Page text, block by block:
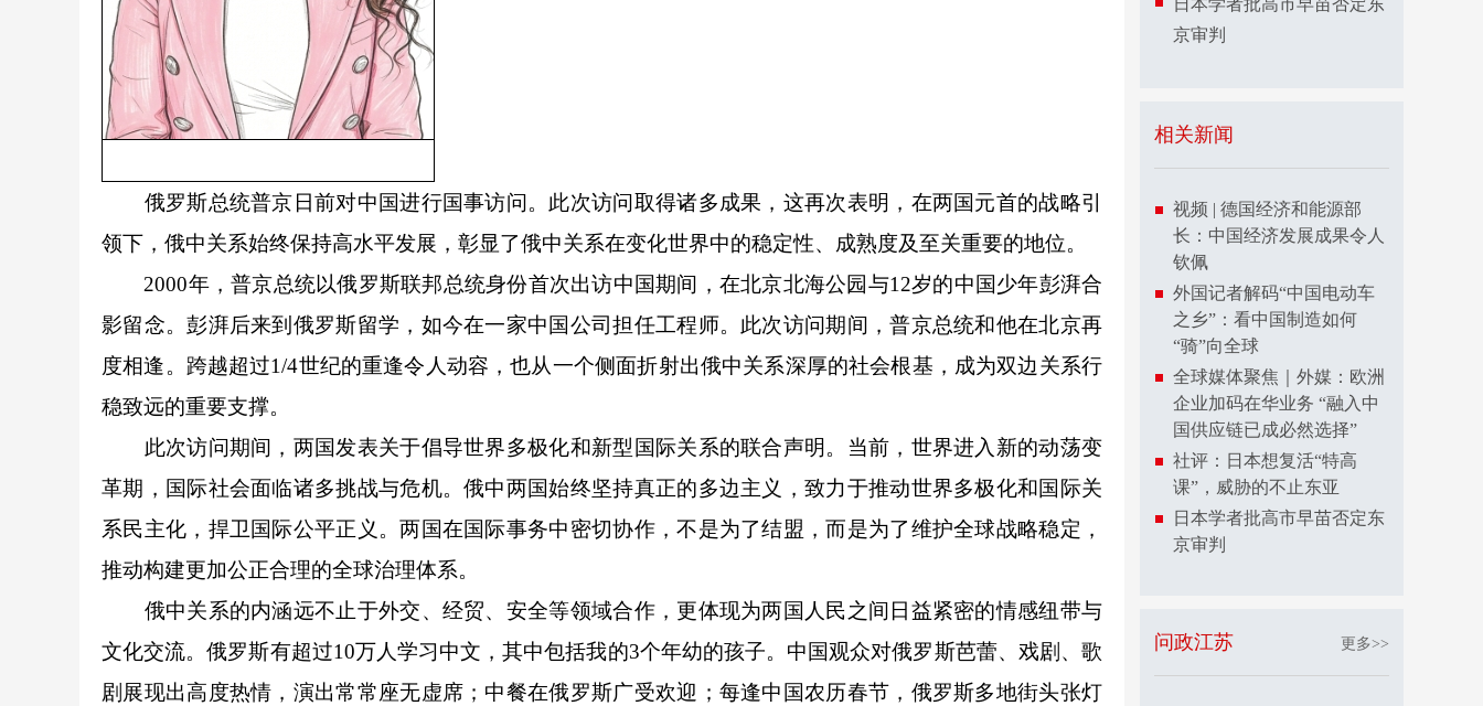
俄罗斯总统普京日前对中国进行国事访问。此次访问取得诸多成果，这再次表明，在两国元首的战略引
领下，俄中关系始终保持高水平发展，彰显了俄中关系在变化世界中的稳定性、成熟度及至关重要的地位。
2000年，普京总统以俄罗斯联邦总统身份首次出访中国期间，在北京北海公园与12岁的中国少年彭湃合
影留念。彭湃后来到俄罗斯留学，如今在一家中国公司担任工程师。此次访问期间，普京总统和他在北京再
度相逢。跨越超过1/4世纪的重逢令人动容，也从一个侧面折射出俄中关系深厚的社会根基，成为双边关系行
稳致远的重要支撑。
此次访问期间，两国发表关于倡导世界多极化和新型国际关系的联合声明。当前，世界进入新的动荡变
革期，国际社会面临诸多挑战与危机。俄中两国始终坚持真正的多边主义，致力于推动世界多极化和国际关
系民主化，捍卫国际公平正义。两国在国际事务中密切协作，不是为了结盟，而是为了维护全球战略稳定，
推动构建更加公正合理的全球治理体系。
俄中关系的内涵远不止于外交、经贸、安全等领域合作，更体现为两国人民之间日益紧密的情感纽带与
文化交流。俄罗斯有超过10万人学习中文，其中包括我的3个年幼的孩子。中国观众对俄罗斯芭蕾、戏剧、歌
剧展现出高度热情，演出常常座无虚席；中餐在俄罗斯广受欢迎；每逢中国农历春节，俄罗斯多地街头张灯
日本学者批高市早苗否定东
京审判
相关新闻
视频 | 德国经济和能源部
长：中国经济发展成果令人
钦佩
外国记者解码“中国电动车
之乡”：看中国制造如何
“骑”向全球
全球媒体聚焦｜外媒：欧洲
企业加码在华业务 “融入中
国供应链已成必然选择”
社评：日本想复活“特高
课”，威胁的不止东亚
日本学者批高市早苗否定东
京审判
问政江苏 更多>>